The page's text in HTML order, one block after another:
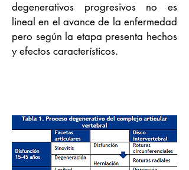
degenerativos progresivos no es
lineal en el avance de la enfermedad
pero según la etapa presenta hechos
y efectos característicos.